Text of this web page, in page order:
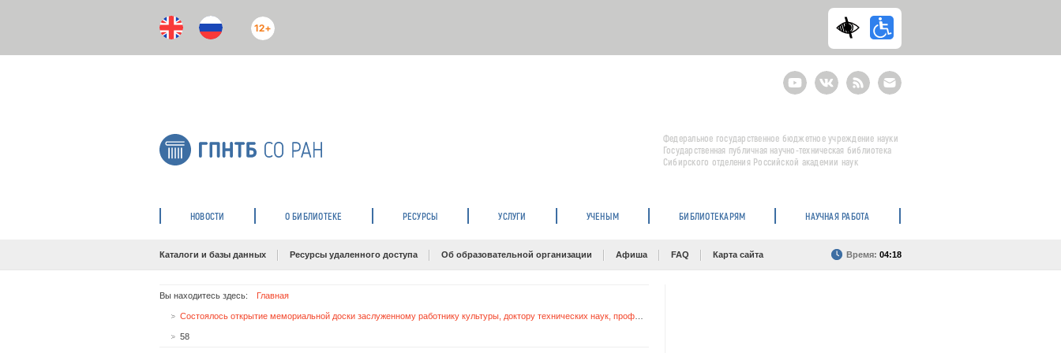
12+
YoutubeВКонтактеRSS
E-
mail
подписка
Федеральное государственное бюджетное учреждение науки
Государственная публичная научно-техническая библиотека
Сибирского отделения Российской академии наук
НОВОСТИ О БИБЛИОТЕКЕ РЕСУРСЫ УСЛУГИ УЧЕНЫМ БИБЛИОТЕКАРЯМ НАУЧНАЯ РАБОТА
Каталоги и базы данных Ресурсы удаленного доступа Об образовательной организации Афиша FAQ Карта сайта Время: 04:18
Вы находитесь здесь: Главная
58